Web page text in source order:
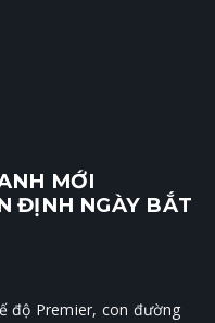
MỚI
ĐỊNH NGÀY BẮT
độ Premier, con đường